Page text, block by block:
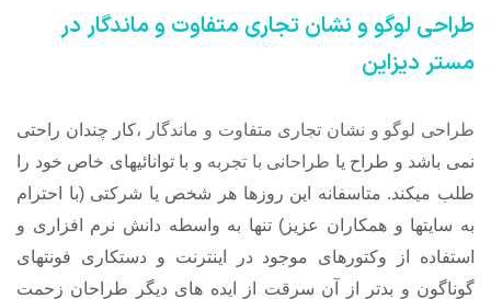
طراحی لوگو و نشان تجاری متفاوت و ماندگار در
مستر دیزاین
طراحی لوگو و نشان تجاری متفاوت و ماندگار
،کار چندان راحتی
نمی باشد و طراح یا طراحانی با تجربه و با توانائیهای خاص خود را
طلب میکند. متاسفانه این روزها هر شخص یا شرکتی (با احترام
به سایتها و همکاران عزیز) تنها به واسطه دانش نرم افزاری و
استفاده از وکتورهای موجود در اینترنت و دستکاری فونتهای
گوناگون و بدتر از آن سرقت از ایده های دیگر طراحان زحمت